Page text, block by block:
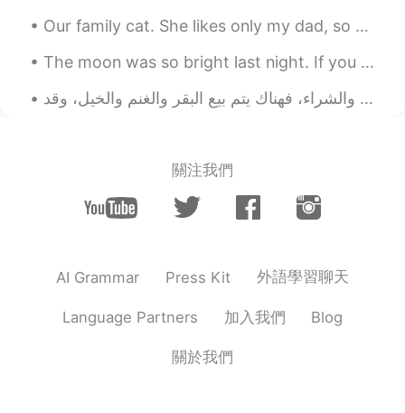
ENDECS JP
@yukomono👍😃🛷
yukomono 2021.03.22 17:59
Jake 2021.03.22 17:33
JP EN FR ES
「寒の戻り（かんのもどり）」と言いま
Our family cat. She likes only my dad, so she either gives me dirty looks or screams at me when I...
The moon was so bright last night. If you think about it, even when we’re so far away, when we lo...
關注我們
AI Grammar Press Kit 外語學習聊天
Language Partners 加入我們 Blog
關於我們